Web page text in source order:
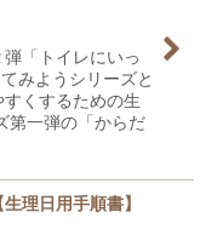
「トイレにいっ
みようシリーズと
くするための生
第一弾の「からだ
理日用手順書】